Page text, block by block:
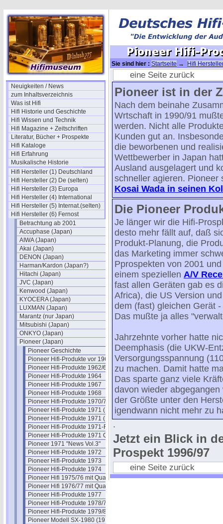
Neuigkeiten / News
zum Inhaltsverzeichnis
Was ist Hifi
Hifi Historie und Geschichte
Hifi Wissen und Technik
Hifi Magazine + Zeitschriften
Literatur, Bücher + Prospekte
Hifi Kataloge
Hifi Erfahrung
Musikalische Historie
Hifi Hersteller (1) Deutschland
Hifi Hersteller (2) De (selten)
Hifi Hersteller (3) Europa
Hifi Hersteller (4) International
Hifi Hersteller (5) Internat.(selten)
Hifi Hersteller (6) Fernost
Betrachtung ab 2001
Accuphase (Japan)
AIWA (Japan)
Akai (Japan)
DENON (Japan)
Harman/Kardon (Japan?)
Hitachi (Japan)
JVC (Japan)
Kenwood (Japan)
KYOCERA (Japan)
LUXMAN (Japan)
Marantz (nur Japan)
Mitsubishi (Japan)
ONKYO (Japan)
Pioneer (Japan)
Pioneer Geschichte
Pioneer Hifi-Produkte vor 1961
Pioneer Hifi-Produkte 1962/63
Pioneer Hifi-Produkte 1964
Pioneer Hifi-Produkte 1967
Pioneer Hifi-Produkte 1968
Pioneer Hifi-Produkte 1970/71
Pioneer Hifi-Produkte 1971 (Belgien)
Pioneer Hifi-Produkte 1971 (DE)
Pioneer Hifi-Produkte 1971-Flyer
Pioneer Hifi-Produkte 1971 Quadro
Pioneer 1971 "News Vol.3"
Pioneer Hifi-Produkte 1972
Pioneer Hifi-Produkte 1973
Pioneer Hifi-Produkte 1974
Pioneer Hifi 1975/76 mit Quadro
Pioneer Hifi 1976/77 mit Quadro
Pioneer Hifi-Produkte 1977
Pioneer Hifi-Produkte 1978/79
Pioneer Hifi-Produkte 1979/80
Pioneer Modell SX-1980 (1978)
Sie sind hier : Startseite →
Hifi
1996/97eine Seite zurück
Pioneer ist in der
Nach dem beinahe
Wrtschaft in 1990/91
werden. Nicht alle
Kunden gut an.
die beworbenen und
Wettbewerber in Japan
Ausland ausgelagert und
schneller agieren. Pioneer
Kosai Wada in seinen
Die Pioneer
Je länger wir die Hifi-
desto mehr fällt auf, daß
Produkt-Planung, die
das Marketing immer
Pprospekten von 2001
einem speziellen A/V
fast allen Geräten gab es
Africa), die US Version
dem (fast) gleichen Gerät
Das mußte ja alles
Jahrzehnte vorher hatte
Deemphasis (die UKW-
Versorgungsspannung
zu machen. Damit hatte
Das sparte ganz viele
davon wieder
der Größte unter den
igendwann nicht mehr zu
.
Jetzt ein Blick in
Prospekt 1996/97
eine Seite zurück